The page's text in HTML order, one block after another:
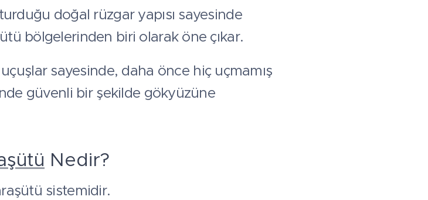
doğal rüzgar yapısı sayesinde
bölgelerinden biri olarak öne çıkar.
sayesinde, daha önce hiç uçmamış
güvenli bir şekilde gökyüzüne
Nedir?
sistemidir.